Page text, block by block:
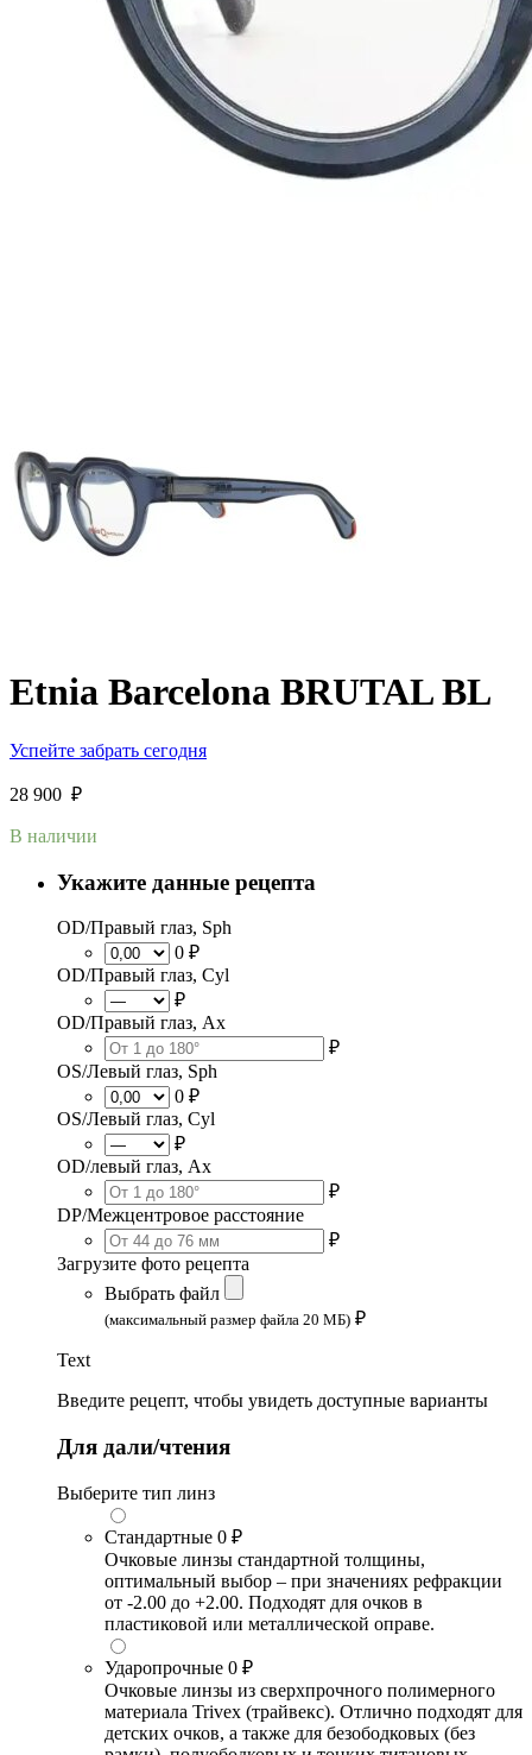
Etnia Barcelona BRUTAL BL
Успейте забрать сегодня
28 900 ₽
В наличии
Укажите данные рецепта
OD/Правый глаз, Sph
0 ₽
OD/Правый глаз, Cyl
₽
OD/Правый глаз, Ax
₽
OS/Левый глаз, Sph
0 ₽
OS/Левый глаз, Cyl
₽
OD/левый глаз, Ax
₽
DP/Межцентровое расстояние
₽
Загрузите фото рецепта
Выбрать файл
(максимальный размер файла 20 МБ) ₽
Text
Введите рецепт, чтобы увидеть доступные варианты
Для дали/чтения
Выберите тип линз
Стандартные 0 ₽
Очковые линзы стандартной толщины,
оптимальный выбор – при значениях рефракции
от -2.00 до +2.00. Подходят для очков в
пластиковой или металлической оправе.
Ударопрочные 0 ₽
Очковые линзы из сверхпрочного полимерного
материала Trivex (трайвекс). Отлично подходят для
детских очков, а также для безободковых (без